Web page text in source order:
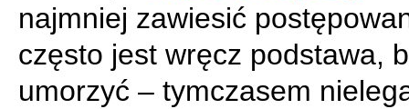
najmniej zawiesić
często jest wręcz podstawa,
umorzyć – tymczasem